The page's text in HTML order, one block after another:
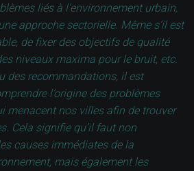
liés à l’environnement urbain,
approche sectorielle. Même s’il est
de fixer des objectifs de qualité
niveaux maxima pour le bruit, etc.
des recommandations, il est
l’origine des problèmes
menacent nos villes afin de trouver
Cela signifie qu’il faut non
causes immédiates de la
mais également les